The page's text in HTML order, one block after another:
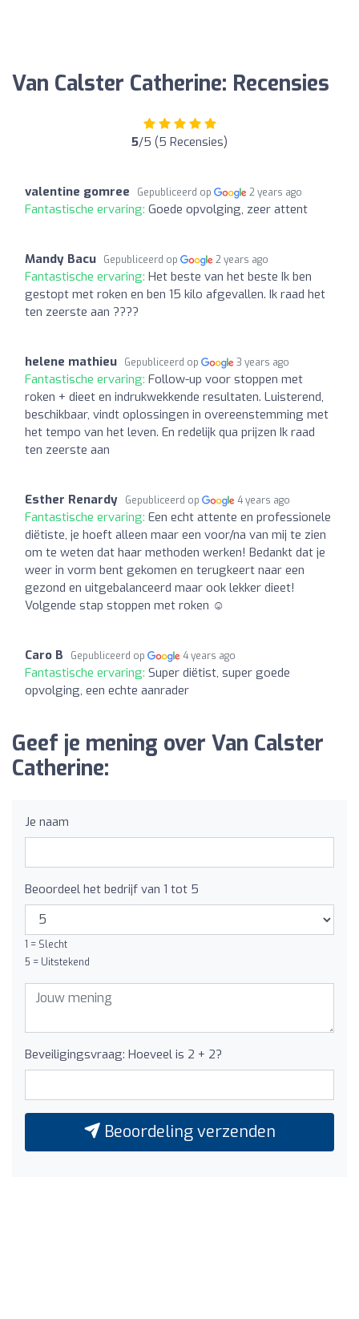
Van Calster Catherine: Recensies
5/5 (5 Recensies)
valentine gomree Gepubliceerd op 2 years ago
Fantastische ervaring: Goede opvolging, zeer attent
Mandy Bacu Gepubliceerd op 2 years ago
Fantastische ervaring: Het beste van het beste Ik ben
gestopt met roken en ben 15 kilo afgevallen. Ik raad het
ten zeerste aan ????
helene mathieu Gepubliceerd op 3 years ago
Fantastische ervaring: Follow-up voor stoppen met
roken + dieet en indrukwekkende resultaten. Luisterend,
beschikbaar, vindt oplossingen in overeenstemming met
het tempo van het leven. En redelijk qua prijzen Ik raad
ten zeerste aan
Esther Renardy Gepubliceerd op 4 years ago
Fantastische ervaring: Een echt attente en professionele
diëtiste, je hoeft alleen maar een voor/na van mij te zien
om te weten dat haar methoden werken! Bedankt dat je
weer in vorm bent gekomen en terugkeert naar een
gezond en uitgebalanceerd maar ook lekker dieet!
Volgende stap stoppen met roken ☺️
Caro B Gepubliceerd op 4 years ago
Fantastische ervaring: Super diëtist, super goede
opvolging, een echte aanrader
Geef je mening over Van Calster
Catherine:
Je naam
Beoordeel het bedrijf van 1 tot 5
1 = Slecht
5 = Uitstekend
Beveiligingsvraag: Hoeveel is 2 + 2?
Beoordeling verzenden